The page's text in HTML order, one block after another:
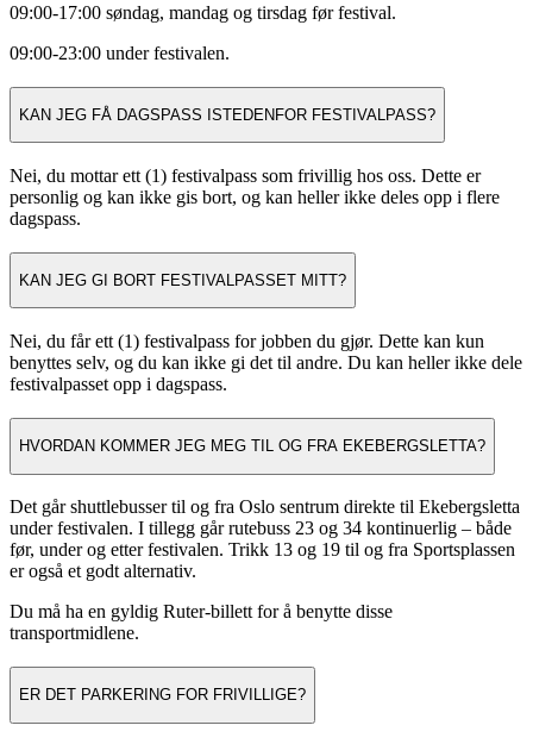
09:00-17:00 søndag, mandag og tirsdag før festival.
09:00-23:00 under festivalen.
KAN JEG FÅ DAGSPASS ISTEDENFOR FESTIVALPASS?
Nei, du mottar ett (1) festivalpass som frivillig hos oss. Dette er
personlig og kan ikke gis bort, og kan heller ikke deles opp i flere
dagspass.
KAN JEG GI BORT FESTIVALPASSET MITT?
Nei, du får ett (1) festivalpass for jobben du gjør. Dette kan kun
benyttes selv, og du kan ikke gi det til andre. Du kan heller ikke dele
festivalpasset opp i dagspass.
HVORDAN KOMMER JEG MEG TIL OG FRA EKEBERGSLETTA?
Det går shuttlebusser til og fra Oslo sentrum direkte til Ekebergsletta
under festivalen. I tillegg går rutebuss 23 og 34 kontinuerlig – både
før, under og etter festivalen. Trikk 13 og 19 til og fra Sportsplassen
er også et godt alternativ.
Du må ha en gyldig Ruter-billett for å benytte disse
transportmidlene.
ER DET PARKERING FOR FRIVILLIGE?